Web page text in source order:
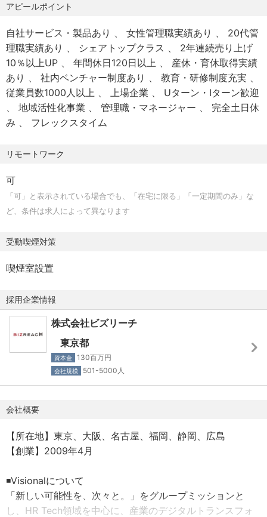
■カスタマーサクセス
題、採用課題解決のサポート/コンサルティングを行う部
門。
・弊社サービスの導入支援（求人票作成、スカウト文面作
成、ターゲティング提案 等）
・企業様の採用ニーズや採用課題に基づいた採用戦略/戦術
面のソリューション提案
・採用活動におけるコンサルティング（人材要件定義、面
※ポジションについては選考過程で変更となる可能性がござ
【やりがい/環境について】
■営業のポータブルスキルが身につく
ューションを提案する業務を担うため、課題解決型の提案
営業スキルが身につきます。
事前準備や資料作成など、基本的な業務にて徹底して考え
のフィードバックを受けることで、新たな気付きや発見、
思考力や徹底力を身につけることができる環境です。
自ら主体的に学習し変化することで、より本質的な提案内
容や難易度の高い課題解決スキルが身につき、ビジネスパ
ーソンとして圧倒的に成長することが可能です。
事業や組織を更に良くするために、自ら手を上げて施策や
与えられた業務をこなすのではなく、俯瞰して物事を捉
え、課題を解決するために行動に落とし込むスキルや、部
「経営視点」を意識しながら働くことができます。
■キャリアの選択肢が豊富
アピールポイント
自社サービス・製品あり 女性管理職実績あり
20代管
理職実績あり
シェアトップクラス
2年連続売り上げ
10％以上UP
年間休日120日以上
産休・育休取得実績
あり
社内ベンチャー制度あり
教育・研修制度充実
従業員数1000人以上
上場企業
Uターン・Iターン歓迎
地域活性化事業
管理職・マネージャー
完全土日休
み
フレックスタイム
リモートワーク
可
「可」と表示されている場合でも、「在宅に限る」「一定期間のみ」な
ど、条件は求人によって異なります
受動喫煙対策
喫煙室設置
採用企業情報
株式会社ビズリーチ
東京都
資本金 130百万円
会社規模 501-5000人
会社概要
【所在地】東京、大阪、名古屋、福岡、静岡、広島
【創業】2009年4月
◾️Visionalについて
「新しい可能性を、次々と。」をグループミッションと
し、HR Tech領域を中心に、産業のデジタルトランスフォ